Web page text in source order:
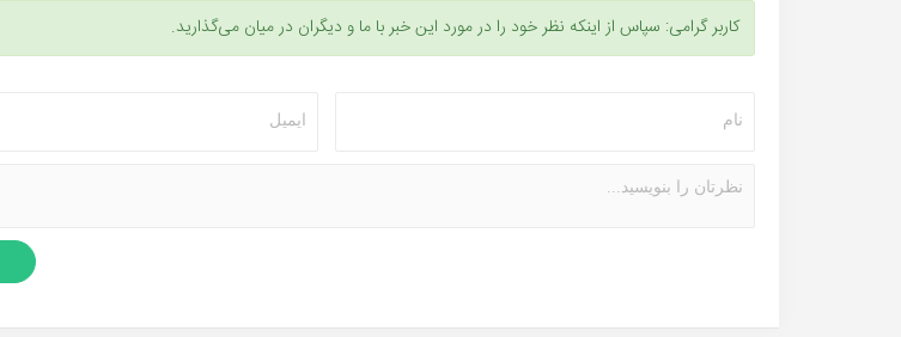
کاربر گرامی: سپاس از اینکه نظر خود را در مورد این خبر با ما و دیگران در میان می‌گذارید.